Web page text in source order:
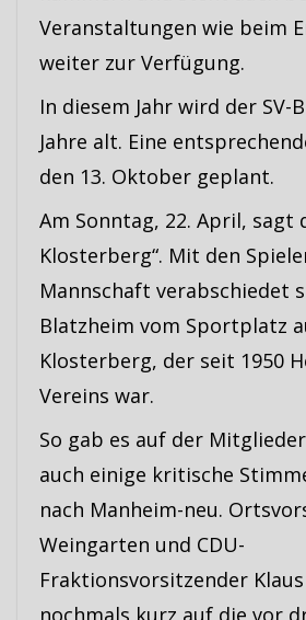
Veranstaltungen wie beim
weiter zur Verfügung.
In diesem Jahr wird der SV-
Jahre alt. Eine
den 13. Oktober geplant.
Am Sonntag, 22. April, sagt
Klosterberg“. Mit den
Mannschaft verabschiedet
Blatzheim vom Sportplatz
Klosterberg, der seit 1950
Vereins war.
So gab es auf der
auch einige kritische
nach Manheim-neu.
Weingarten und CDU-
Fraktionsvorsitzender
nochmals kurz auf die vor